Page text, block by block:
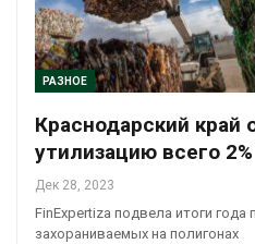
РАЗНОЕ
Краснодарский край
утилизацию всего
Дек 28, 2023
FinExpertiza подвела итоги года
захораниваемых на полигонах